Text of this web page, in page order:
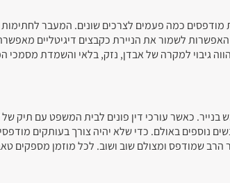
מודפסים כמה פעמים לצרכים שונים. המעבר לחתימות
לשמור את הניירת כקבצים דיגיטליים
גיבוי למקרה של אבדן, נזק, בלאי והשמדת מסמכי
כאשר עורכי דין פונים לבית המשפט עם תיק
נוספים באולם. כדי שלא יהיה צורך בעותקים
הרב שמודפס ומצולם שוב ושוב. לכל מוזמן מספקים